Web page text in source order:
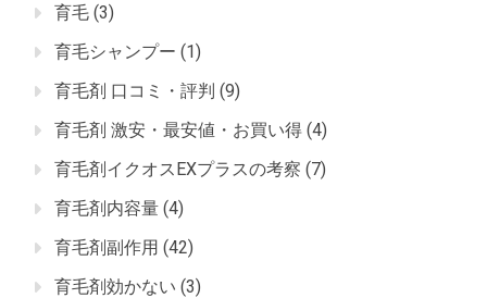
育毛 (3)
育毛シャンプー (1)
育毛剤 口コミ・評判 (9)
育毛剤 激安・最安値・お買い得 (4)
育毛剤イクオスEXプラスの考察 (7)
育毛剤内容量 (4)
育毛剤副作用 (42)
育毛剤効かない (3)